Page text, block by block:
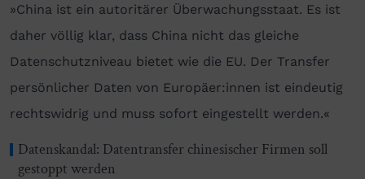
»China ist ein autoritärer Überwachungsstaat. Es ist
daher völlig klar, dass China nicht das gleiche
Datenschutzniveau bietet wie die EU. Der Transfer
persönlicher Daten von Europäer:innen ist eindeutig
rechtswidrig und muss sofort eingestellt werden.«
Datenskandal: Datentransfer chinesischer Firmen soll
gestoppt werden